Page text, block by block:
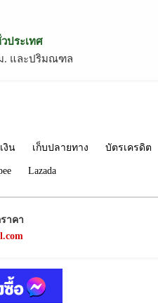
ประเทศ
. และปริมณฑล
งิน เก็บปลายทาง บัตรเครดิต
Lazada
าคา